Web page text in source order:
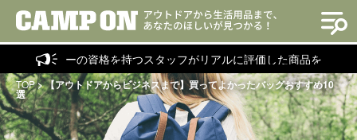
ターの資格を持つスタッフがリアルに評価した商品を紹介！
TOP>【アウトドアからビジネスまで】買ってよかったバッグおすすめ10
選